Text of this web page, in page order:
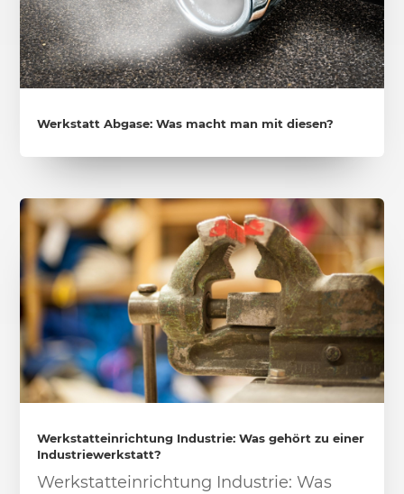
Werkstatt Abgase: Was macht man mit diesen?
Werkstatteinrichtung Industrie: Was gehört zu einer
Industriewerkstatt?
Werkstatteinrichtung Industrie: Was